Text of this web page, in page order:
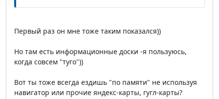
Первый раз он мне тоже таким показался))
Но там есть информационные доски -я пользуюсь,
когда совсем "туго"))
Вот ты тоже всегда ездишь "по памяти" не используя
навигатор или прочие яндекс-карты, гугл-карты?